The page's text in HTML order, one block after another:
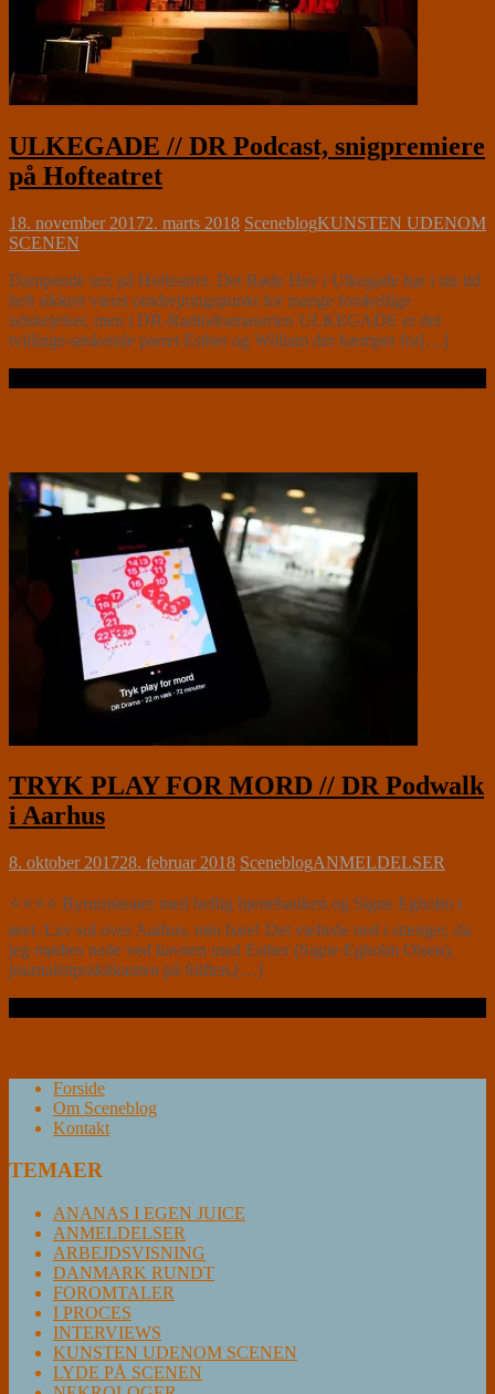
ULKEGADE // DR Podcast, snigpremiere
på Hofteatret
18. november 20172. marts 2018 SceneblogKUNSTEN UDENOM
SCENEN
Dampende sex på Hofteatret. Det Røde Hav i Ulkegade har i sin tid
helt sikkert været omdrejningspunkt for mange forskellige
udskejelser, men i DR-Radiodramaserien ULKEGADE er det
tvillinge-søskende parret Esther og William der kæmper for[…]
TRYK PLAY FOR MORD // DR Podwalk
i Aarhus
8. oktober 201728. februar 2018 SceneblogANMELDELSER
⭐⭐⭐⭐ Byrumsteater med heftig hjertebanken og Signe Egholm i
øret. Lav sol over Aarhus, min bare! Det væltede ned i stænger, da
jeg mødtes nede ved havnen med Esther (Signe Egholm Olsen),
journalistpraktikanten på Stiften,[…]
Forside
Om Sceneblog
Kontakt
TEMAER
ANANAS I EGEN JUICE
ANMELDELSER
ARBEJDSVISNING
DANMARK RUNDT
FOROMTALER
I PROCES
INTERVIEWS
KUNSTEN UDENOM SCENEN
LYDE PÅ SCENEN